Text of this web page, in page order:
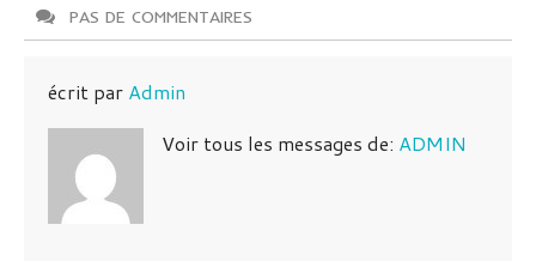
PAS DE COMMENTAIRES
écrit par Admin
Voir tous les messages de: ADMIN